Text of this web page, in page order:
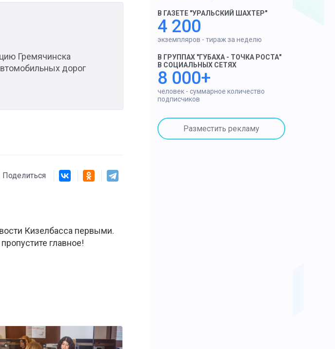
Гремячинска
дорог
Поделиться
Кизелбасса первыми.
главное!
В ГАЗЕТЕ "УРАЛЬСКИЙ ШАХТЕР"
4 200
экземпляров - тираж за неделю
В ГРУППАХ "ГУБАХА - ТОЧКА РОСТА"
В СОЦИАЛЬНЫХ СЕТЯХ
8 000+
человек - суммарное количество
подписчиков
Разместить рекламу